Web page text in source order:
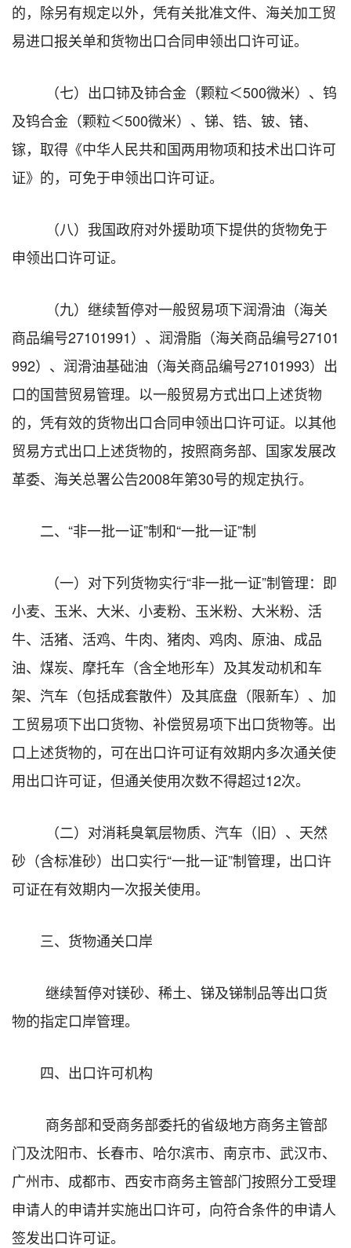
的，除另有规定以外，凭有关批准文件、海关加工贸
易进口报关单和货物出口合同申领出口许可证。
（七）出口铈及铈合金（颗粒＜500微米）、钨
及钨合金（颗粒＜500微米）、锑、 锆、铍、锗、
镓，取得《中华人民共和国两用物项和技术出口许可
证》的，可免于申领出口许可证。
（八）我国政府对外援助项下提供的货物免于
申领出口许可证。
（九）继续暂停对一般贸易项下润滑油（海关
商品编号27101991）、润滑脂（海关商品编号27101
992）、润滑油基础油（海关商品编号27101993）出
口的国营贸易管理。以一般贸易方式出口上述货物
的，凭有效的货物出口合同申领出口许可证。以其他
贸易方式出口上述货物的，按照商务部、国家发展改
革委、海关总署公告2008年第30号的规定执行。
二、“非一批一证”制和“一批一证”制
（一）对下列货物实行“非一批一证”制管理：即
小麦、玉米、大米、小麦粉、玉米粉、大米粉、活
牛、活猪、活鸡、牛肉、猪肉、鸡肉、原油、成品
油、煤炭、摩托车（含全地形车）及其发动机和车
架、汽车（包括成套散件）及其底盘（限新车）、加
工贸易项下出口货物、补偿贸易项下出口货物等。出
口上述货物的，可在出口许可证有效期内多次通关使
用出口许可证，但通关使用次数不得超过12次。
（二）对消耗臭氧层物质、汽车（旧）、天然
砂（含标准砂）出口实行“一批一证”制管理，出口许
可证在有效期内一次报关使用。
三、货物通关口岸
继续暂停对镁砂、稀土、锑及锑制品等出口货
物的指定口岸管理。
四、出口许可机构
商务部和受商务部委托的省级地方商务主管部
门及沈阳市、长春市、哈尔滨市、南京市、武汉市、
广州市、成都市、西安市商务主管部门按照分工受理
申请人的申请并实施出口许可，向符合条件的申请人
签发出口许可证。